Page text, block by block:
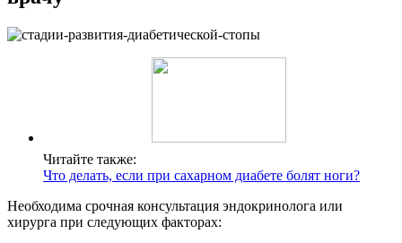
Читайте также:
Что делать, если при сахарном диабете болят ноги?
Необходима срочная консультация эндокринолога или
хирурга при следующих факторах: